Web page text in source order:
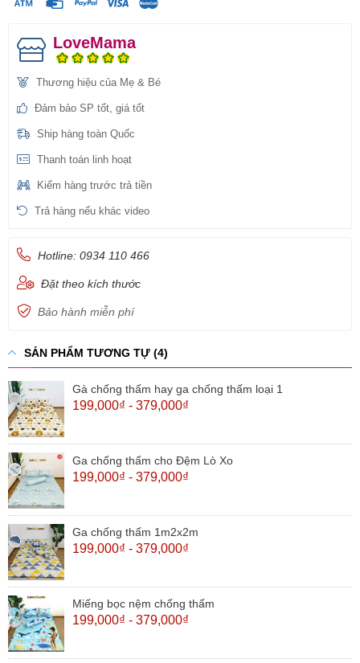
LoveMama
Thương hiệu của Mẹ & Bé
Đảm bảo SP tốt, giá tốt
Ship hàng toàn Quốc
Thanh toán linh hoạt
Kiểm hàng trước trả tiền
Trả hàng nếu khác video
Hotline: 0934 110 466
Đặt theo kích thước
Bảo hành miễn phí
SẢN PHẨM TƯƠNG TỰ (4)
Gà chống thấm hay ga chống thấm loại 1
199,000₫ - 379,000₫
Ga chống thấm cho Đệm Lò Xo
199,000₫ - 379,000₫
Ga chống thấm 1m2x2m
199,000₫ - 379,000₫
Miếng bọc nệm chống thấm
199,000₫ - 379,000₫